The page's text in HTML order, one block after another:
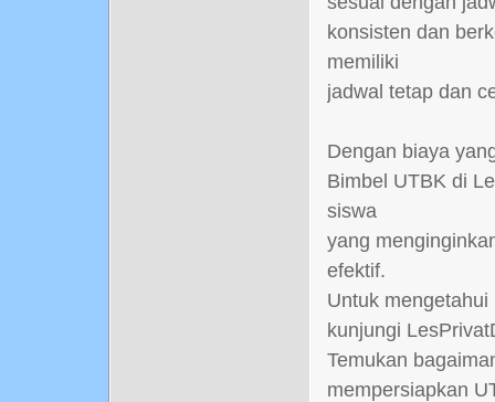
konsisten dan
memiliki
jadwal tetap dan
Dengan biaya
Bimbel UTBK di
siswa
yang
efektif.
Untuk
kunjungi
Temukan
mempersiapkan